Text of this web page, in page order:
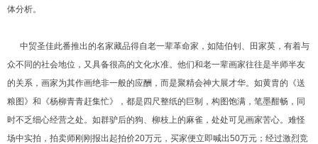
体分析。
中贸圣佳此番推出的名家藏品得自老一辈革命家，如陆伯钊、田家英，有着与
众不同的社会地位，又具备很高的文化水准。他们和老一辈画家往往是半师半友
的关系，画家为其作画绝非一般的应酬，而是聚精会神大展才华。如黄胄的《送
粮图》和《杨柳青青赶集忙》，都是四尺整纸的巨制，构图饱满，笔墨酣畅，同
时不乏细心经营之处。如群驴后的狗、柳枝上的麻雀，处处可见画家苦心。难怪
场中实拍，拍卖师刚刚报出起拍价20万元，买家便立即喊出50万元；经过激烈竞